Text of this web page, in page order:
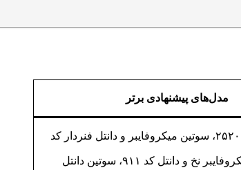
مدل‌های پیشنهادی برتر
سوتین پرلون کد ۲۵۲۰، سوتین میکروفایبر و دانتل فنردار کد
۲۴۲۸، سوتین میکروفایبر نخ و دانتل کد ۹۱۱، سوتین دانتل